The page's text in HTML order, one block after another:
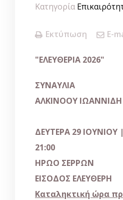
Κατηγορία
Εκτύπωση E-
"ΕΛΕΥΘΕΡΙΑ 2026"
ΣΥΝΑΥΛΙΑ
ΑΛΚΙΝΟΟΥ ΙΩΑΝΝΙΔΗ
ΔΕΥΤΕΡΑ 29 ΙΟΥΝΙΟΥ |
21:00
ΗΡΩΟ ΣΕΡΡΩΝ
ΕΙΣΟΔΟΣ ΕΛΕΥΘΕΡΗ
Καταληκτική ώρα